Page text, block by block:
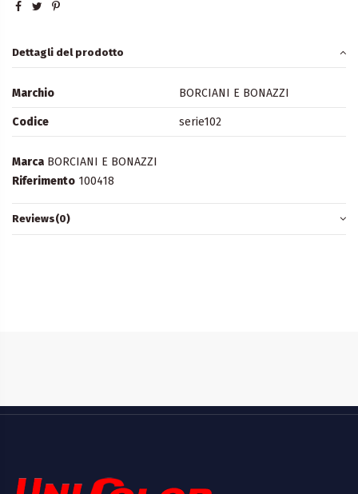
Dettagli del prodotto
Marchio BORCIANI E BONAZZI
Codice serie102
Marca BORCIANI E BONAZZI
Riferimento 100418
Reviews(0)